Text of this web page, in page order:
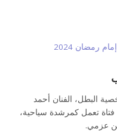
رمضان 2024
البطل، الفنان أحمد
تعمل كمرشدة سياحية،
عزمي.